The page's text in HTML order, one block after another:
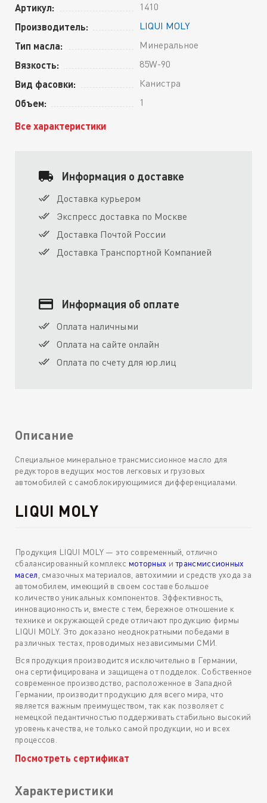
Артикул: 1410
Производитель: LIQUI MOLY
Тип масла: Минеральное
Вязкость: 85W-90
Вид фасовки: Канистра
Объем: 1
Все характеристики
Информация о доставке
Доставка курьером
Экспресс доставка по Москве
Доставка Почтой России
Доставка Транспортной Компанией
Информация об оплате
Оплата наличными
Оплата на сайте онлайн
Оплата по счету для юр.лиц
Описание
Специальное минеральное трансмиссионное масло для
редукторов ведущих мостов легковых и грузовых
автомобилей с самоблокирующимися дифференциалами.
LIQUI MOLY
Продукция LIQUI MOLY — это современный, отлично
сбалансированный комплекс моторных итрансмиссионных
масел , смазочных материалов, автохимии и средств ухода за
автомобилем, имеющий в своем составе большое
количество уникальных компонентов. Эффективность,
инновационность и, вместе с тем, бережное отношение к
технике и окружающей среде отличают продукцию фирмы
LIQUI MOLY. Это доказано неоднократными победами в
различных тестах, проводимых независимыми СМИ.
Вся продукция производится исключительно в Германии,
она сертифицирована и защищена от подделок. Собственное
современное производство, расположенное в Западной
Германии, производит продукцию для всего мира, что
является важным преимуществом, так как позволяет с
немецкой педантичностью поддерживать стабильно высокий
уровень качества, не только самой продукции, но и всех
процессов.
Посмотреть сертификат
Характеристики